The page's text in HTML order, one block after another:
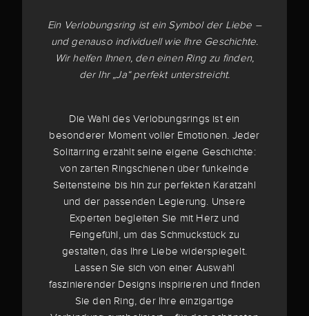
Ein Verlobungsring ist ein Symbol der Liebe –
und genauso individuell wie Ihre Geschichte.
Wir helfen Ihnen, den einen Ring zu finden,
der Ihr „Ja“ perfekt unterstreicht.
Die Wahl des Verlobungsrings ist ein
besonderer Moment voller Emotionen. Jeder
Solitärring erzählt seine eigene Geschichte:
von zarten Ringschienen über funkelnde
Seitensteine bis hin zur perfekten Karatzahl
und der passenden Legierung. Unsere
Experten begleiten Sie mit Herz und
Feingefühl, um das Schmuckstück zu
gestalten, das Ihre Liebe widerspiegelt.
Lassen Sie sich von einer Auswahl
faszinierender Designs inspirieren und finden
Sie den Ring, der Ihre einzigartige